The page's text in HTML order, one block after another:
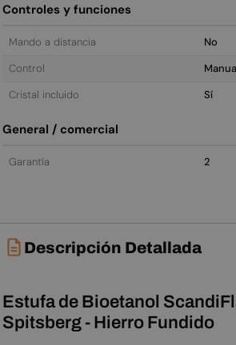
Controles y funciones
Mando a distancia
No
Control
Cristal incluido
Sí
General / comercial
Garantía 2
Descripción Detallada
Estufa de Bioetanol
Spitsberg - Hierro Fundido